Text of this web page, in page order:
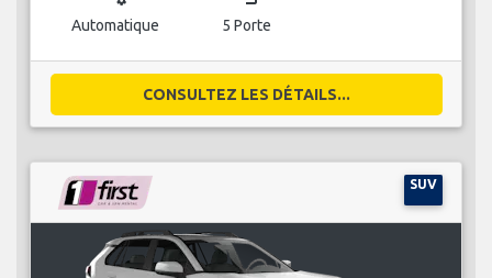
Automatique 5 Porte
CONSULTEZ LES DÉTAILS...
SUV